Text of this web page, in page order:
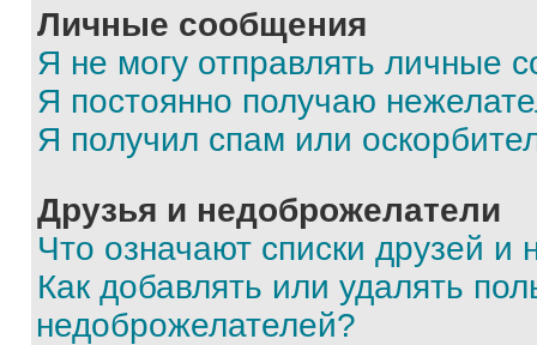
Личные сообщения
Я не могу отправлять личные
Я постоянно получаю
Я получил спам или
Друзья и недоброжелатели
Что означают списки друзей и
Как добавлять или удалять
недоброжелателей?